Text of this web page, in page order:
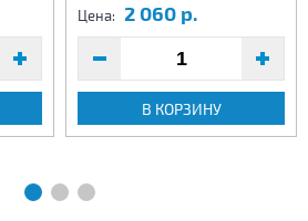
Цена: 2 060 р.
В КОРЗИНУ